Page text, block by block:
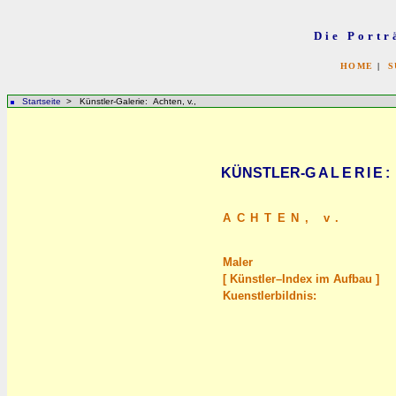
Die
HOME |
Startseite > Künstler-Galerie: Achten, v.,
KÜNSTLER-GALERIE :
ACHTEN, v.
Maler
[ Künstler–Index im Aufbau ]
Kuenstlerbildnis: